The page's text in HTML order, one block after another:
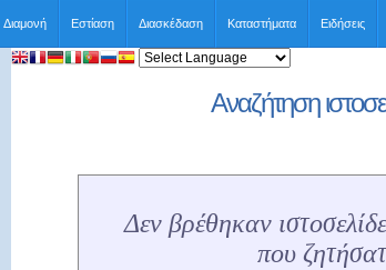
Διαμονή Εστίαση Διασκέδαση Καταστήματα Ειδήσεις
Αναζήτηση
Δεν βρέθηκαν
που